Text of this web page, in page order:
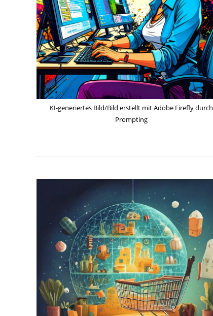
KI-generiertes Bild/Bild erstellt mit Adobe Firefly durch
Prompting